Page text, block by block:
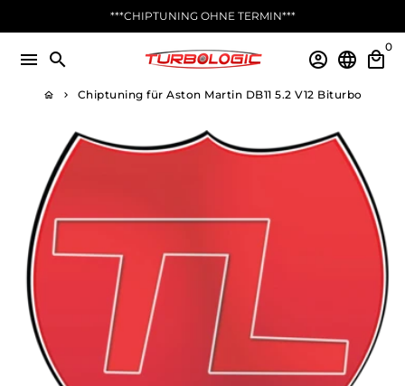
zum
***CHIPTUNING OHNE TERMIN***
menu search account_circle language local_mall
0
home keyboard_arrow_right Chiptuning für Aston Martin DB11 5.2 V12 Biturbo